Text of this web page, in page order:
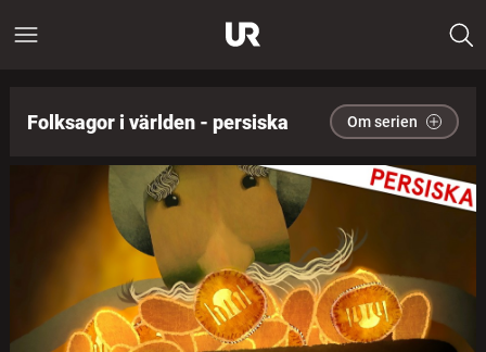
Folksagor i världen - persiska Om serien